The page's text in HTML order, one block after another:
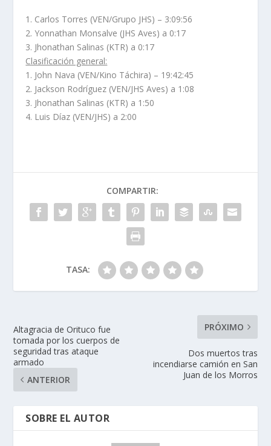
1. Carlos Torres (VEN/Grupo JHS) – 3:09:56
2. Yonnathan Monsalve (JHS Aves) a 0:17
3. Jhonathan Salinas (KTR) a 0:17
Clasificación general:
1. John Nava (VEN/Kino Táchira) – 19:42:45
2. Jackson Rodríguez (VEN/JHS Aves) a 1:08
3. Jhonathan Salinas (KTR) a 1:50
4. Luis Díaz (VEN/JHS) a 2:00
COMPARTIR:
TASA:
Altagracia de Orituco fue
tomada por los cuerpos de
seguridad tras ataque
armado
ANTERIOR
PRÓXIMO
Dos muertos tras
incendiarse camión en San
Juan de los Morros
SOBRE EL AUTOR